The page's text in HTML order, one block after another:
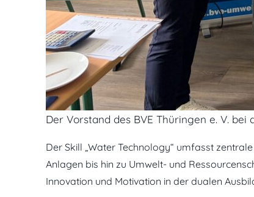
Der Vorstand des BVE Thüringen e. V.
Der Skill „Water Technology“ umfasst
Anlagen bis hin zu Umwelt- und
Innovation und Motivation in der dualen